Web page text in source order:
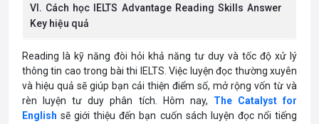
VI. Cách học IELTS Advantage Reading Skills Answer
Key hiệu quả
Reading là kỹ năng đòi hỏi khả năng tư duy và tốc độ xử lý
thông tin cao trong bài thi IELTS. Việc luyện đọc thường xuyên
và hiệu quả sẽ giúp bạn cải thiện điểm số, mở rộng vốn từ và
rèn luyện tư duy phân tích. Hôm nay, The Catalyst for
English sẽ giới thiệu đến bạn cuốn sách luyện đọc nổi tiếng